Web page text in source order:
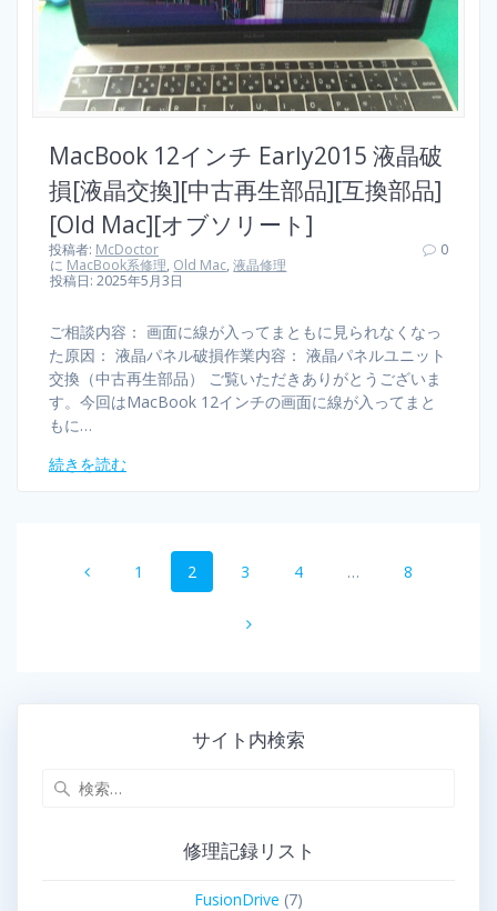
MacBook 12インチ Early2015 液晶破
損[液晶交換][中古再生部品][互換部品]
[Old Mac][オブソリート]
投稿者: McDoctor
に MacBook系修理, Old Mac,液晶修理
投稿日: 2025年5月3日
0
ご相談内容： 画面に線が入ってまともに見られなくなっ
た原因： 液晶パネル破損作業内容： 液晶パネルユニット
交換（中古再生部品） ご覧いただきありがとうございま
す。今回はMacBook 12インチの画面に線が入ってまと
もに…
続きを読む
1 2 3 4 … 8
サイト内検索
修理記録リスト
FusionDrive (7)